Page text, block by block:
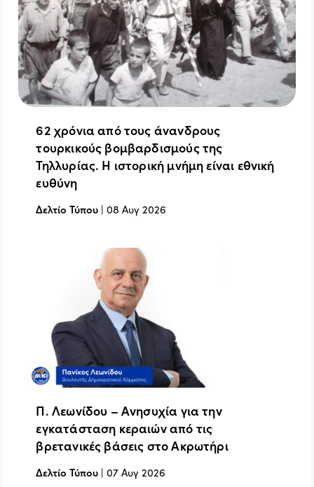
62 χρόνια από τους άνανδρους
τουρκικούς βομβαρδισμούς της
Τηλλυρίας. Η ιστορική μνήμη είναι εθνική
ευθύνη
Δελτίο Τύπου |08 Αυγ 2026
Π. Λεωνίδου – Ανησυχία για την
εγκατάσταση κεραιών από τις
βρετανικές βάσεις στο Ακρωτήρι
Δελτίο Τύπου |07 Αυγ 2026